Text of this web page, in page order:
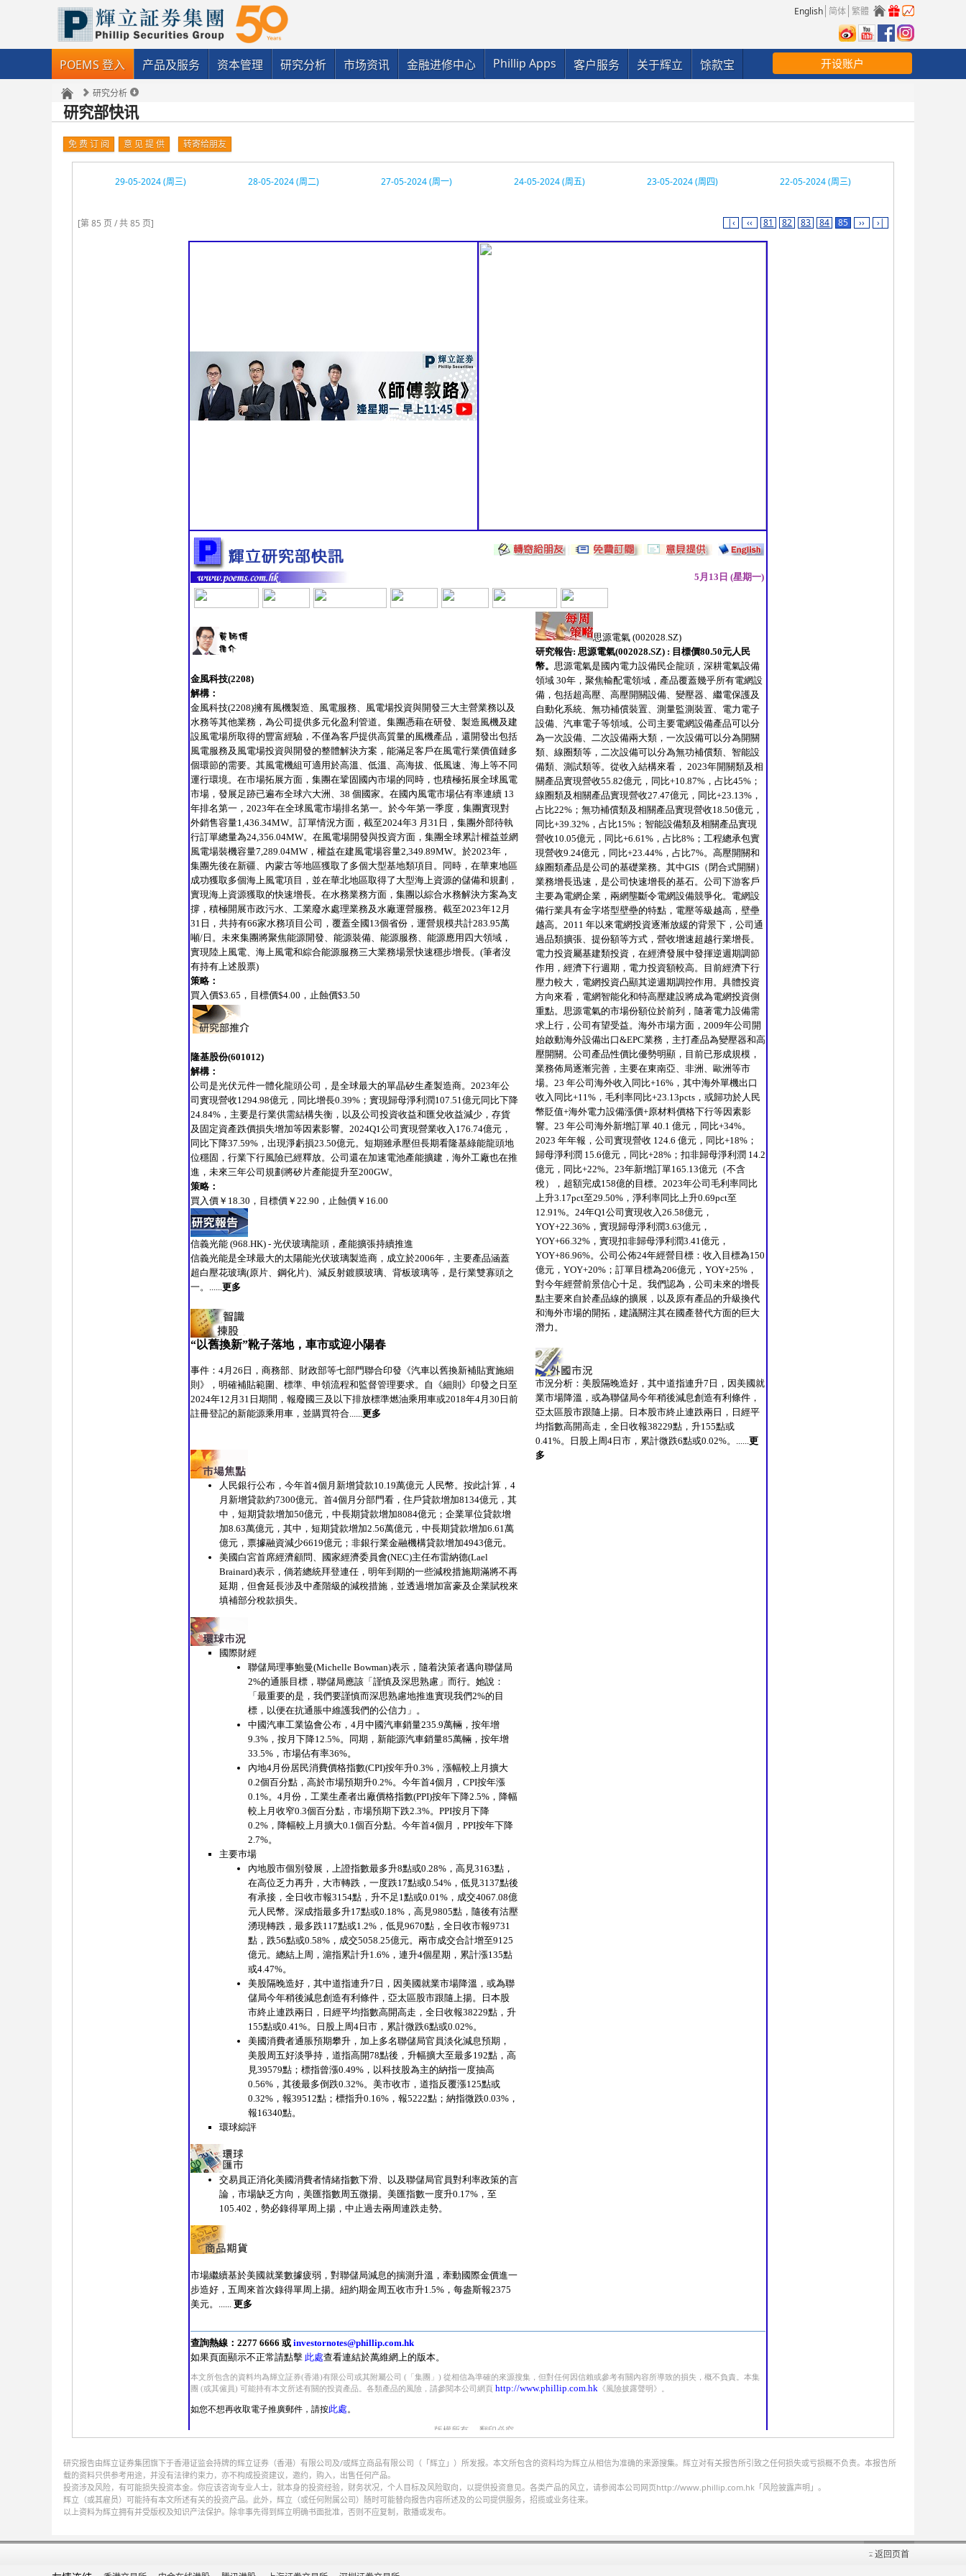
English 简体 繁體
POEMS 登入 产品及服务 资本管理 研究分析 市场资讯 金融进修中心 Phillip Apps 客户服务 关于辉立 馀款宝 开设账户
研究分析
研究部快讯
免 费 订 阅 意 见 提 供 转寄给朋友
29-05-2024 (周三) 28-05-2024 (周二) 27-05-2024 (周一) 24-05-2024 (周五) 23-05-2024 (周四) 22-05-2024 (周三)
[第 85 页 / 共 85 页] |‹ ‹‹ 81 82 83 84 85 ›› ›|
研究报告由辉立证券集团旗下于香港证监会持牌的辉立证券（香港）有限公司及/或辉立商品有限公司（「辉立」）所发报。本文所包含的资料均为辉立从相信为准确的来源搜集。辉立对有关报告所引致之任何损失或亏损概不负责。本报告所
载的资料只供参考用途，并没有法律约束力，亦不构成投资建议，邀约，购入，出售任何产品。
投资涉及风险，有可能损失投资本金。你应该咨询专业人士，就本身的投资经验，财务状况，个人目标及风险取向，以提供投资意见。各类产品的风立，请参阅本公司网页http://www.phillip.com.hk「风险披露声明」。
辉立（或其雇员）可能持有本文所述有关的投资产品。此外，辉立（或任何附属公司）随时可能替向报告内容所述及的公司提供服务，招揽或业务往来。
以上资料为辉立拥有并受版权及知识产法保护。除非事先得到辉立明确书面批准，否则不应复制，散播或发布。
返回页首